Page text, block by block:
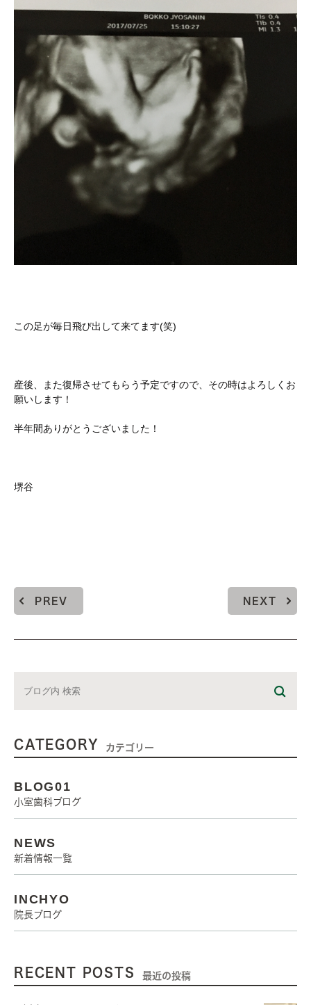
この足が毎日飛び出して来てます(笑)
産後、また復帰させてもらう予定ですので、その時はよろしくお
願いします！
半年間ありがとうございました！
堺谷
PREV NEXT
CATEGORY カテゴリー
BLOG01
小室歯科ブログ
NEWS
新着情報一覧
INCHYO
院長ブログ
RECENT POSTS 最近の投稿